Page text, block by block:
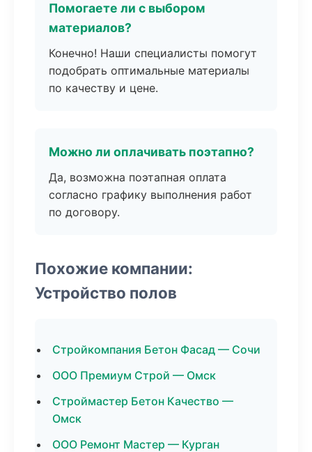
Помогаете ли с выбором
материалов?
Конечно! Наши специалисты помогут
подобрать оптимальные материалы
по качеству и цене.
Можно ли оплачивать поэтапно?
Да, возможна поэтапная оплата
согласно графику выполнения работ
по договору.
Похожие компании:
Устройство полов
Стройкомпания Бетон Фасад — Сочи
ООО Премиум Строй — Омск
Строймастер Бетон Качество —
Омск
ООО Ремонт Мастер — Курган